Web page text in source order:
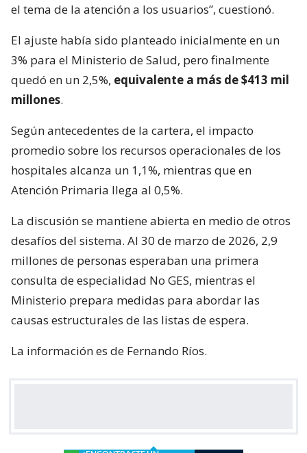
el tema de la atención a los usuarios”, cuestionó.
El ajuste había sido planteado inicialmente en un
3% para el Ministerio de Salud, pero finalmente
quedó en un 2,5%, equivalente a más de $413 mil
millones.
Según antecedentes de la cartera, el impacto
promedio sobre los recursos operacionales de los
hospitales alcanza un 1,1%, mientras que en
Atención Primaria llega al 0,5%.
La discusión se mantiene abierta en medio de otros
desafíos del sistema. Al 30 de marzo de 2026, 2,9
millones de personas esperaban una primera
consulta de especialidad No GES, mientras el
Ministerio prepara medidas para abordar las
causas estructurales de las listas de espera.
La información es de Fernando Ríos.